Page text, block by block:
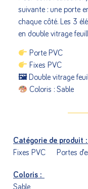
suivante : une porte
chaque côté. Les 3
en double vitrage
Porte PVC
Fixes PVC
🖼 Double vitrage
Coloris : Sable
Catégorie de produit :
Fixes PVC
Portes
Coloris :
Sable